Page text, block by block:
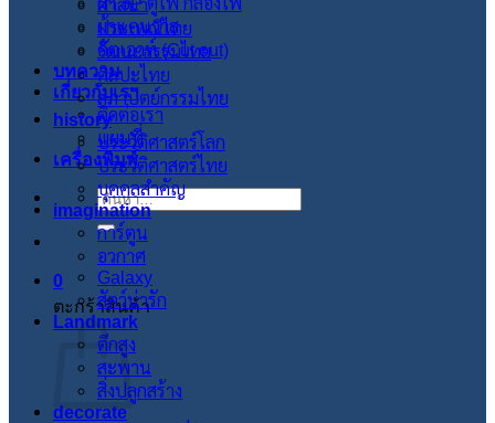
ผ้าแคนวาส
คัตเอาท์ (Cut out)
บทความ
เกี่ยวกับเรา
ติดต่อเรา
แผนที่
เครื่องพิมพ์
ค้นหา:
0
ตะกร้าสินค้า
ศาสนา
ประเพณีไทย
วัฒนะธรรมไทย
ศิลปะไทย
สภาปัตย์กรรมไทย
history
ประวัติศาสตร์โลก
ประวัติศาสตร์ไทย
บุคคลสำคัญ
imagination
การ์ตูน
อวกาศ
Galaxy
สัตว์น่ารัก
Landmark
ตึกสูง
สะพาน
สิ่งปลูกสร้าง
decorate